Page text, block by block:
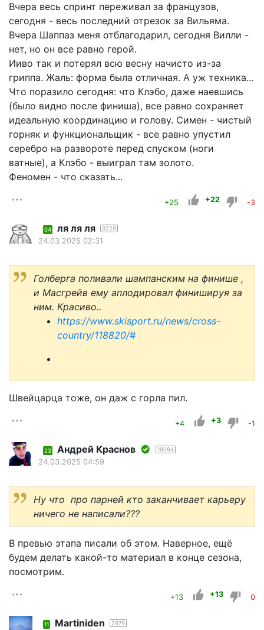
Вчера весь спринт переживал за французов,
сегодня - весь последний отрезок за Вильяма.
Вчера Шаппаз меня отблагодарил, сегодня Вилли -
нет, но он все равно герой.
Ииво так и потерял всю весну начисто из-за
гриппа. Жаль: форма была отличная. А уж техника...
Что поразило сегодня: что Клэбо, даже наевшись
(было видно после финиша), все равно сохраняет
идеальную координацию и голову. Симен - чистый
горняк и функциональщик - все равно упустил
серебро на развороте перед спуском (ноги
ватные), а Клэбо - выиграл там золото.
Феномен - что сказать...
+25 +22 -3
04 ля ля ля 3229
24.03.2025 02:31
Голберга поливали шампанским на финише ,
и Масгрейв ему аплодировал финишируя за
ним. Красиво..
https://www.skisport.ru/news/cross-
country/118820/#
Швейцарца тоже, он даж с горла пил.
+4 +3 -1
23 Андрей Краснов 19094
24.03.2025 04:59
Ну что про парней кто заканчивает карьеру
ничего не написали???
В превью этапа писали об этом. Наверное, ещё
будем делать какой-то материал в конце сезона,
посмотрим.
+13 +13 0
11 Martiniden 2979